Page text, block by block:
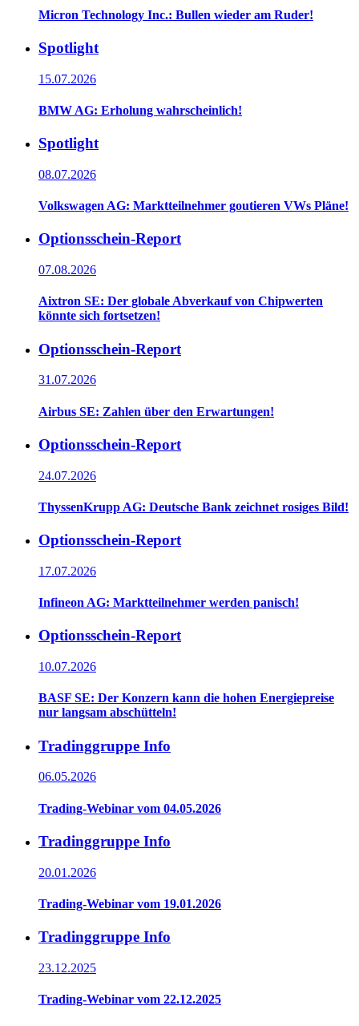
Micron Technology Inc.: Bullen wieder am Ruder!
Spotlight
15.07.2026
BMW AG: Erholung wahrscheinlich!
Spotlight
08.07.2026
Volkswagen AG: Marktteilnehmer goutieren VWs Pläne!
Optionsschein-Report
07.08.2026
Aixtron SE: Der globale Abverkauf von Chipwerten
könnte sich fortsetzen!
Optionsschein-Report
31.07.2026
Airbus SE: Zahlen über den Erwartungen!
Optionsschein-Report
24.07.2026
ThyssenKrupp AG: Deutsche Bank zeichnet rosiges Bild!
Optionsschein-Report
17.07.2026
Infineon AG: Marktteilnehmer werden panisch!
Optionsschein-Report
10.07.2026
BASF SE: Der Konzern kann die hohen Energiepreise
nur langsam abschütteln!
Tradinggruppe Info
06.05.2026
Trading-Webinar vom 04.05.2026
Tradinggruppe Info
20.01.2026
Trading-Webinar vom 19.01.2026
Tradinggruppe Info
23.12.2025
Trading-Webinar vom 22.12.2025